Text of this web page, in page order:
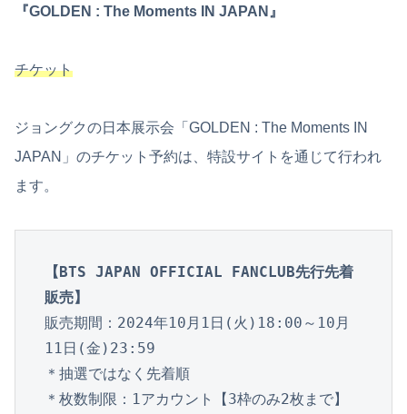
『GOLDEN : The Moments IN JAPAN』
チケット
ジョングクの日本展示会「GOLDEN : The Moments IN
JAPAN」のチケット予約は、特設サイトを通じて行われ
ます。
【BTS JAPAN OFFICIAL FANCLUB先行先着
販売】
販売期間：2024年10月1日(火)18:00～10月
11日(金)23:59
＊抽選ではなく先着順
＊枚数制限：1アカウント【3枠のみ2枚まで】